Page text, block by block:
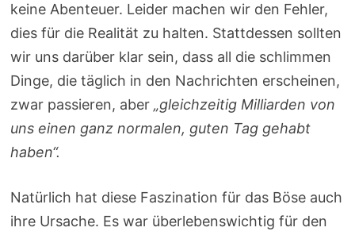
keine Abenteuer. Leider machen wir den Fehler,
dies für die Realität zu halten. Stattdessen sollten
wir uns darüber klar sein, dass all die schlimmen
Dinge, die täglich in den Nachrichten erscheinen,
zwar passieren, aber„gleichzeitig Milliarden von
uns einen ganz normalen, guten Tag gehabt
haben“.
Natürlich hat diese Faszination für das Böse auch
ihre Ursache. Es war überlebenswichtig für den